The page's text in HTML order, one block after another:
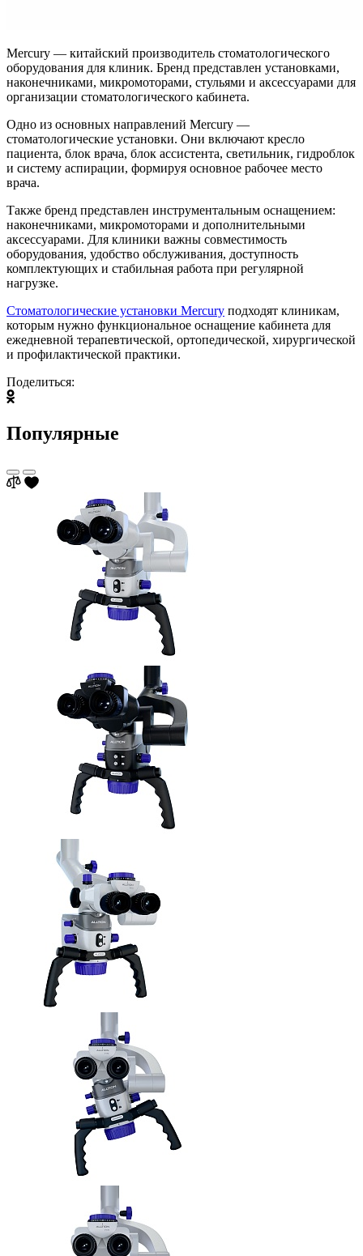
Mercury — китайский производитель стоматологического
оборудования для клиник. Бренд представлен установками,
наконечниками, микромоторами, стульями и аксессуарами для
организации стоматологического кабинета.
Одно из основных направлений Mercury —
стоматологические установки. Они включают кресло
пациента, блок врача, блок ассистента, светильник, гидроблок
и систему аспирации, формируя основное рабочее место
врача.
Также бренд представлен инструментальным оснащением:
наконечниками, микромоторами и дополнительными
аксессуарами. Для клиники важны совместимость
оборудования, удобство обслуживания, доступность
комплектующих и стабильная работа при регулярной
нагрузке.
Стоматологические установки Mercury подходят клиникам,
которым нужно функциональное оснащение кабинета для
ежедневной терапевтической, ортопедической, хирургической
и профилактической практики.
Поделиться:
Популярные